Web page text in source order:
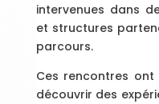
intervenues dans
et structures
parcours.
Ces rencontres
découvrir des